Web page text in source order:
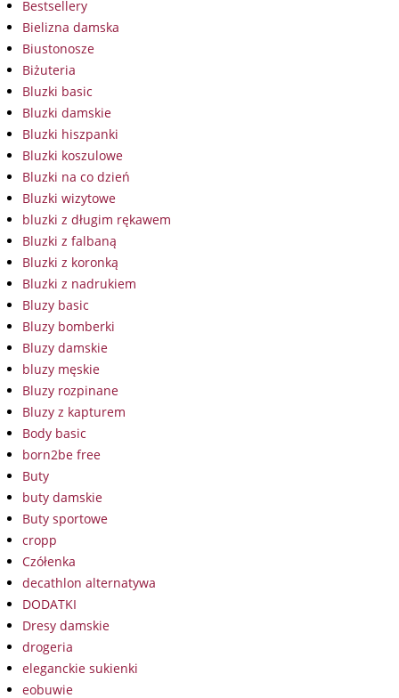
Bestsellery
Bielizna damska
Biustonosze
Biżuteria
Bluzki basic
Bluzki damskie
Bluzki hiszpanki
Bluzki koszulowe
Bluzki na co dzień
Bluzki wizytowe
bluzki z długim rękawem
Bluzki z falbaną
Bluzki z koronką
Bluzki z nadrukiem
Bluzy basic
Bluzy bomberki
Bluzy damskie
bluzy męskie
Bluzy rozpinane
Bluzy z kapturem
Body basic
born2be free
Buty
buty damskie
Buty sportowe
cropp
Czółenka
decathlon alternatywa
DODATKI
Dresy damskie
drogeria
eleganckie sukienki
eobuwie